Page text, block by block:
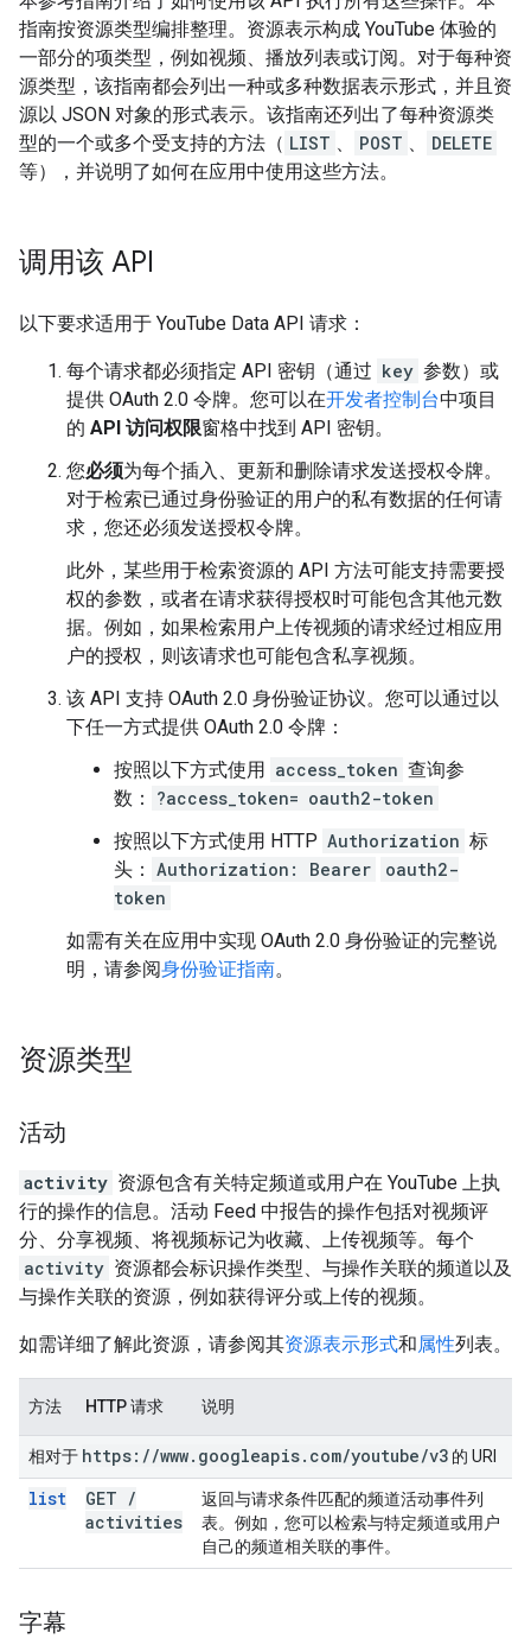
指南按资源类型编排整理。资源表示构成 YouTube 体验的
一部分的项类型，例如视频、播放列表或订阅。对于每种资
源类型，该指南都会列出一种或多种数据表示形式，并且资
源以 JSON 对象的形式表示。该指南还列出了每种资源类
型的一个或多个受支持的方法（ LIST 、 POST 、
DELETE
等），并说明了如何在应用中使用这些方法。
调用该 API
以下要求适用于 YouTube Data API 请求：
每个请求都必须指定 API 密钥（通过 key 参数）或
提供 OAuth 2.0 令牌。您可以在开发者控制台中项目
的 API 访问权限窗格中找到 API 密钥。
您必须为每个插入、更新和删除请求发送授权令牌。
对于检索已通过身份验证的用户的私有数据的任何请
求，您还必须发送授权令牌。
此外，某些用于检索资源的 API 方法可能支持需要授
权的参数，或者在请求获得授权时可能包含其他元数
据。例如，如果检索用户上传视频的请求经过相应用
户的授权，则该请求也可能包含私享视频。
该 API 支持 OAuth 2.0 身份验证协议。您可以通过以
下任一方式提供 OAuth 2.0 令牌：
按照以下方式使用 access_token 查询参
数：
?access_token= oauth2-token
按照以下方式使用 HTTP Authorization 标
头： Authorization: Bearer
oauth2-
token
如需有关在应用中实现 OAuth 2.0 身份验证的完整说
明，请参阅身份验证指南。
资源类型
活动
activity 资源包含有关特定频道或用户在 YouTube 上执
行的操作的信息。活动 Feed 中报告的操作包括对视频评
分、分享视频、将视频标记为收藏、上传视频等。每个
activity 资源都会标识操作类型、与操作关联的频道以及
与操作关联的资源，例如获得评分或上传的视频。
如需详细了解此资源，请参阅其资源表示形式和属性列表。
方法 HTTP 请求 说明
相对于 https: //www. googleapis. com/youtube/v3 的 URI
list GET /
activities
返回与请求条件匹配的频道活动事件列
表。例如，您可以检索与特定频道或用户
自己的频道相关联的事件。
字幕